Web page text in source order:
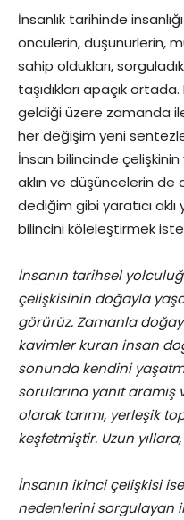
İnsanlık tarihinde
öncülerin, düşünürlerin,
sahip oldukları,
taşıdıkları apaçık
geldiği üzere zamanda
her değişim yeni
İnsan bilincinde çelişkinin
aklın ve düşüncelerin
dediğim gibi yaratıcı
bilincini köleleştirmek
İnsanın tarihsel
çelişkisinin doğayla
görürüz. Zamanla
kavimler kuran insan
sonunda kendini
sorularına yanıt
olarak tarımı, yerleşik
keşfetmiştir. Uzun
İnsanın ikinci çelişkisi
nedenlerini sorgulayan